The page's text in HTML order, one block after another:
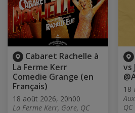
Cabaret Rachelle à
La Ferme Kerr
Comedie Grange (en
Français)
18 août 2026, 20h00
La Ferme Kerr, Gore, QC
vs
18
QC